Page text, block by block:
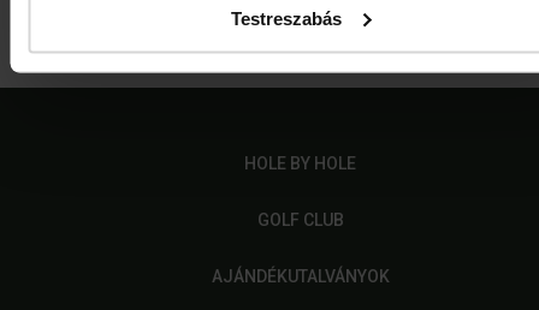
Testreszabás
Jelentkezem
HOLE BY HOLE
GOLF CLUB
AJÁNDÉKUTALVÁNYOK